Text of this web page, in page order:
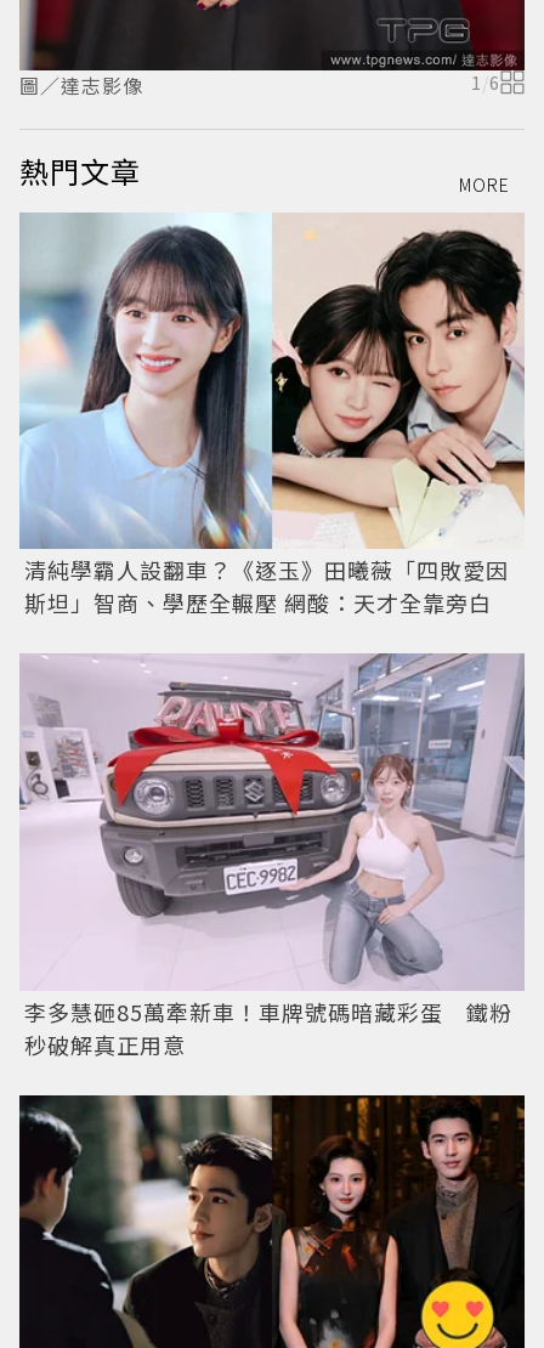
圖／達志影像 1/6
熱門文章 MORE
清純學霸人設翻車？《逐玉》田曦薇「四敗愛因
斯坦」智商、學歷全輾壓 網酸：天才全靠旁白
李多慧砸85萬牽新車！車牌號碼暗藏彩蛋 鐵粉
秒破解真正用意